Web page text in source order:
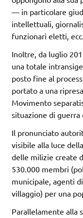
— in particolare
intellettuali,
funzionari eletti, ecc.
Inoltre, da luglio
una totale
posto fine al
portato a una
Movimento
situazione di guerra
Il pronunciato
visibile alla luce
delle milizie create
530.000 membri
municipale, agenti
villaggio) per una
Parallelamente alla